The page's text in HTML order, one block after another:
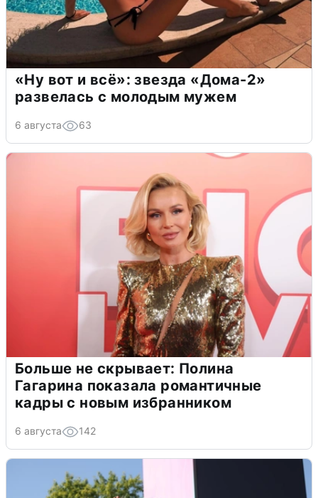
«Ну вот и всё»: звезда «Дома-2»
развелась с молодым мужем
6 августа 63
Больше не скрывает: Полина
Гагарина показала романтичные
кадры с новым избранником
6 августа 142